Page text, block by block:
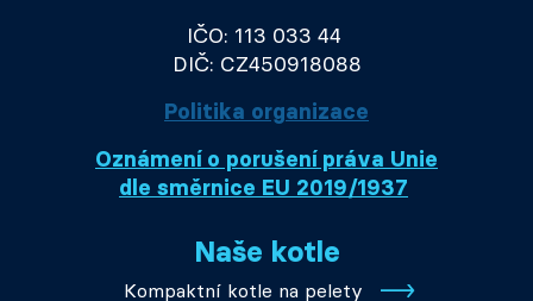
IČO: 113 033 44
DIČ: CZ450918088
Politika organizace
Oznámení o porušení práva Unie
dle směrnice EU 2019/1937
Naše kotle
Kompaktní kotle na pelety